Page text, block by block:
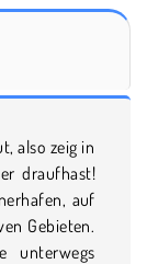
also zeig in
draufhast!
auf
Gebieten.
unterwegs